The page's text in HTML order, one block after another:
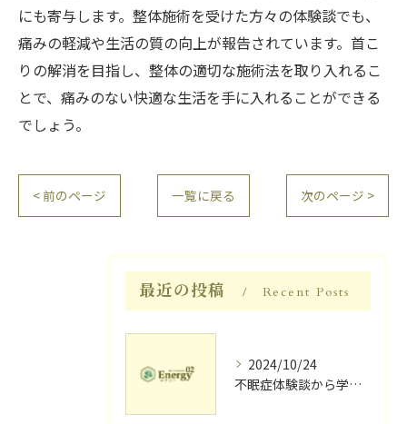
にも寄与します。整体施術を受けた方々の体験談でも、
痛みの軽減や生活の質の向上が報告されています。首こ
りの解消を目指し、整体の適切な施術法を取り入れるこ
とで、痛みのない快適な生活を手に入れることができる
でしょう。
< 前のページ 一覧に戻る 次のページ >
最近の投稿 Recent Posts
2024/10/24
不眠症体験談から学ぶ睡眠質向上法